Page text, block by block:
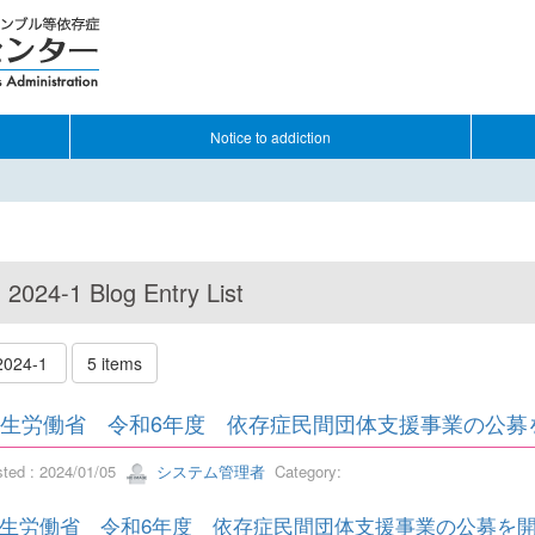
Notice to addiction
2024-1 Blog Entry List
1 5 items
労働省 令和6年度 依存症民間団体支援事業の公募
: 2024/01/05 システム管理者Category:
労働省 令和6年度 依存症民間団体支援事業の公募を